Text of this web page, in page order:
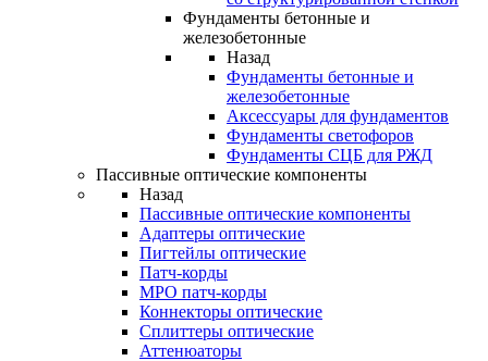
Фундаменты бетонные и
железобетонные
Назад
Фундаменты бетонные и
железобетонные
Аксессуары для фундаментов
Фундаменты светофоров
Фундаменты СЦБ для РЖД
Пассивные оптические компоненты
Назад
Пассивные оптические компоненты
Адаптеры оптические
Пигтейлы оптические
Патч-корды
MPO патч-корды
Коннекторы оптические
Сплиттеры оптические
Аттенюаторы